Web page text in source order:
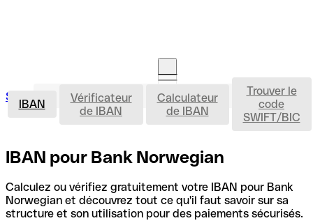
Se connecterOuvrir un compte IBAN
IBAN
Vérificateur
de IBAN
Calculateur
de IBAN
Trouver le
code
SWIFT/BIC
IBAN pour Bank Norwegian
Calculez ou vérifiez gratuitement votre IBAN pour Bank
Norwegian et découvrez tout ce qu'il faut savoir sur sa
structure et son utilisation pour des paiements sécurisés.